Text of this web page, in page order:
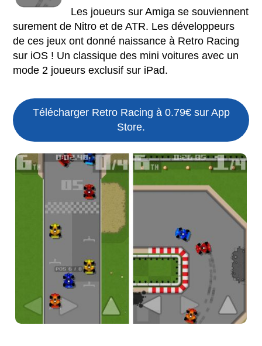
Les joueurs sur Amiga se souviennent
surement de Nitro et de ATR. Les développeurs
de ces jeux ont donné naissance à Retro Racing
sur iOS ! Un classique des mini voitures avec un
mode 2 joueurs exclusif sur iPad.
Télécharger Retro Racing à 0.79€ sur App
Store.